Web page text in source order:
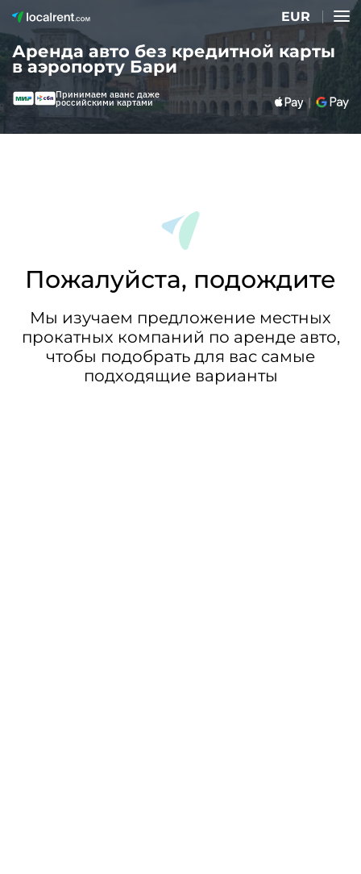
EUR
Аренда авто без кредитной карты
в аэропорту Бари
Принимаем аванс даже
российскими картами
Пожалуйста, подождите
Мы изучаем предложение местных
прокатных компаний по аренде авто,
чтобы подобрать для вас самые
подходящие варианты